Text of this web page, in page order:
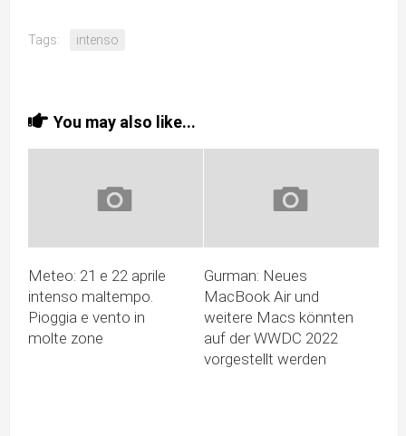
Tags: intenso
You may also like...
Meteo: 21 e 22 aprile
intenso maltempo.
Pioggia e vento in
molte zone
Gurman: Neues
MacBook Air und
weitere Macs könnten
auf der WWDC 2022
vorgestellt werden